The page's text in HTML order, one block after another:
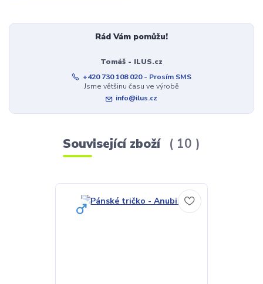
Rád Vám pomůžu!
Tomáš - ILUS.cz
+420 730 108 020 - Prosím SMS
Jsme většinu času ve výrobě
info@ilus.cz
Související zboží 10